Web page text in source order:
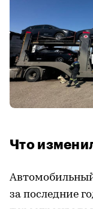
Что
за последние